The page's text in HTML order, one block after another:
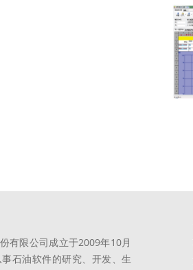
有限公司成立于2009年10月
石油软件的研究、开发、生